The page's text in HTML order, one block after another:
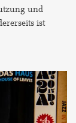
und
ist